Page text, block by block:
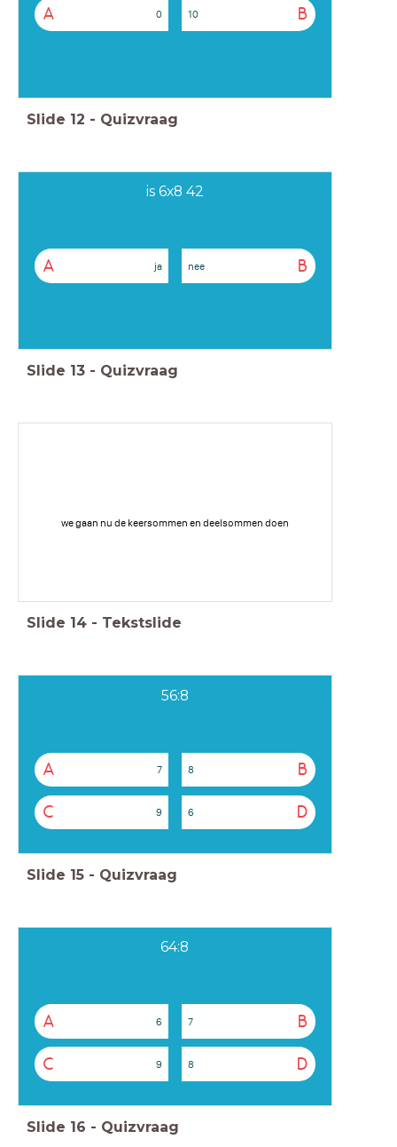
A 0 B
10
Slide 12 - Quizvraag
is 6x8 42
A ja B
nee
Slide 13 - Quizvraag
we gaan nu de keersommen en deelsommen doen
Slide 14 - Tekstslide
56:8
A 7 B
8
C 9 D
6
Slide 15 - Quizvraag
64:8
A 6 B
7
C 9 D
8
Slide 16 - Quizvraag